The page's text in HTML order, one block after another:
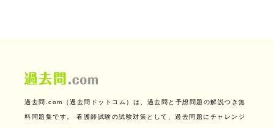
過去問.com（過去問ドットコム）は、過去問と予想問題の解説つき無
料問題集です。 看護師試験の試験対策として、過去問題にチャレンジ